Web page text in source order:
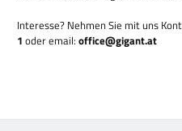
Interesse? Nehmen Sie mit uns
1 oder email: office@gigant.at